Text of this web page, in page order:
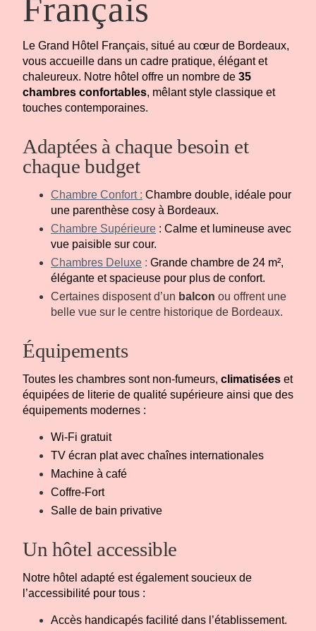
Français
Le Grand Hôtel Français, situé au cœur de Bordeaux,
vous accueille dans un cadre pratique, élégant et
chaleureux. Notre hôtel offre un nombre de 35
chambres confortables, mêlant style classique et
touches contemporaines.
Adaptées à chaque besoin et
chaque budget
Chambre Confort : Chambre double, idéale pour
une parenthèse cosy à Bordeaux.
Chambre Supérieure : Calme et lumineuse avec
vue paisible sur cour.
Chambres Deluxe : Grande chambre de 24 m²,
élégante et spacieuse pour plus de confort.
Certaines disposent d’un balcon ou offrent une
belle vue sur le centre historique de Bordeaux.
Équipements
Toutes les chambres sont non-fumeurs, climatisées et
équipées de literie de qualité supérieure ainsi que des
équipements modernes :
Wi-Fi gratuit
TV écran plat avec chaînes internationales
Machine à café
Coffre-Fort
Salle de bain privative
Un hôtel accessible
Notre hôtel adapté est également soucieux de
l’accessibilité pour tous :
Accès handicapés facilité dans l’établissement.